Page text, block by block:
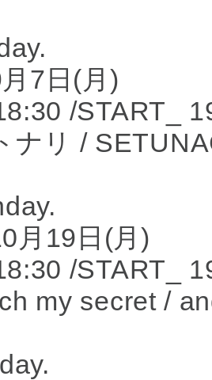
7日(月)
/START_
ナリ /
月19日(月)
/START_
my secret /